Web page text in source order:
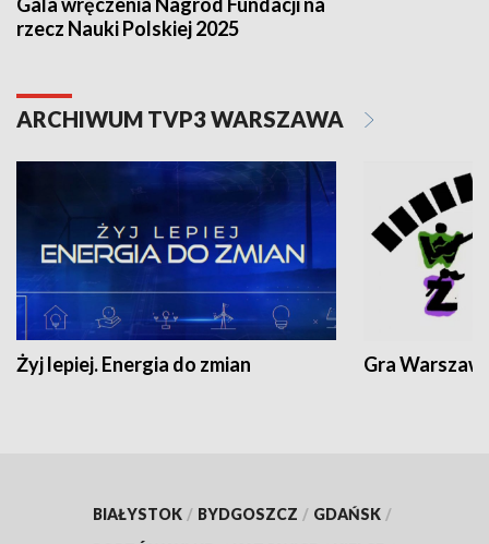
Gala wręczenia Nagród Fundacji na
rzecz Nauki Polskiej 2025
ARCHIWUM TVP3 WARSZAWA
Żyj lepiej. Energia do zmian Gra
BIAŁYSTOK / BYDGOSZCZ / GDAŃSK /